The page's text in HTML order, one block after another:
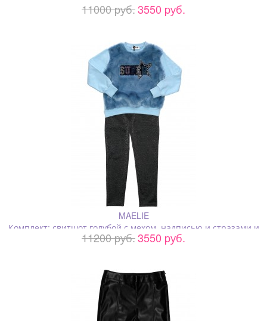
серебристые брюки с подворотами
11000 pуб.3550 pуб.
MAELIE
Комплект: свитшот голубой с мехом, надписью и стразами и
серебристые брюки
11200 pуб.3550 pуб.